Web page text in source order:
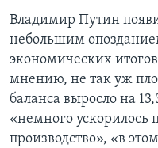
Владимир Путин
небольшим
экономических
мнению, не так уж
баланса выросло на
«немного
производство», «в